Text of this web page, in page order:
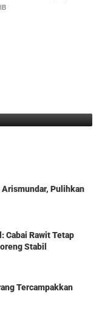
Pulihkan
Cabai Rawit Tetap
Stabil
Tercampakkan